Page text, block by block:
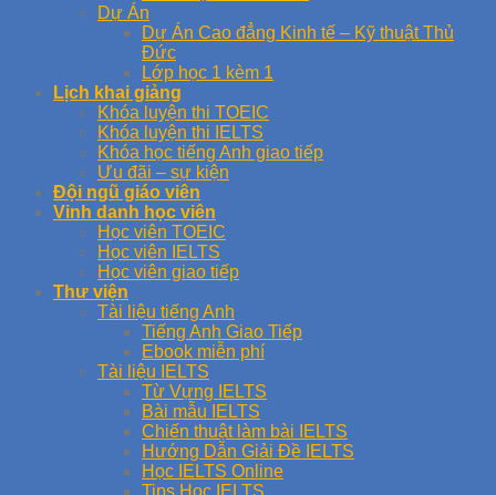
Dự Án
Dự Án Cao đẳng Kinh tế – Kỹ thuật Thủ
Đức
Lớp học 1 kèm 1
Lịch khai giảng
Khóa luyện thi TOEIC
Khóa luyện thi IELTS
Khóa học tiếng Anh giao tiếp
Ưu đãi – sự kiện
Đội ngũ giáo viên
Vinh danh học viên
Học viên TOEIC
Học viên IELTS
Học viên giao tiếp
Thư viện
Tài liệu tiếng Anh
Tiếng Anh Giao Tiếp
Ebook miễn phí
Tài liệu IELTS
Từ Vựng IELTS
Bài mẫu IELTS
Chiến thuật làm bài IELTS
Hướng Dẫn Giải Đề IELTS
Học IELTS Online
Tips Học IELTS